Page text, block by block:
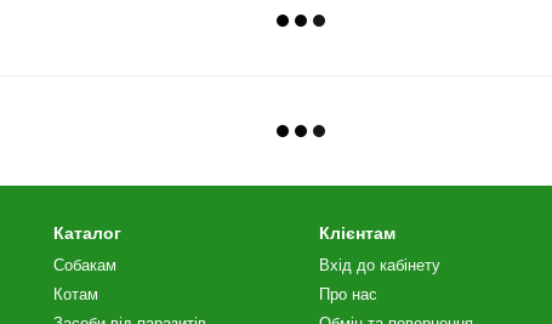
Каталог
Собакам
Котам
Клієнтам
Вхід до кабінету
Про нас